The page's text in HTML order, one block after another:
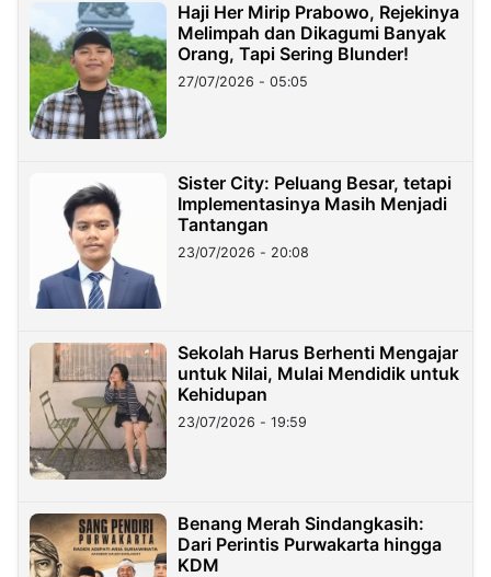
Haji Her Mirip Prabowo, Rejekinya
Melimpah dan Dikagumi Banyak
Orang, Tapi Sering Blunder!
27/07/2026 - 05:05
Sister City: Peluang Besar, tetapi
Implementasinya Masih Menjadi
Tantangan
23/07/2026 - 20:08
Sekolah Harus Berhenti Mengajar
untuk Nilai, Mulai Mendidik untuk
Kehidupan
23/07/2026 - 19:59
Benang Merah Sindangkasih:
Dari Perintis Purwakarta hingga
KDM